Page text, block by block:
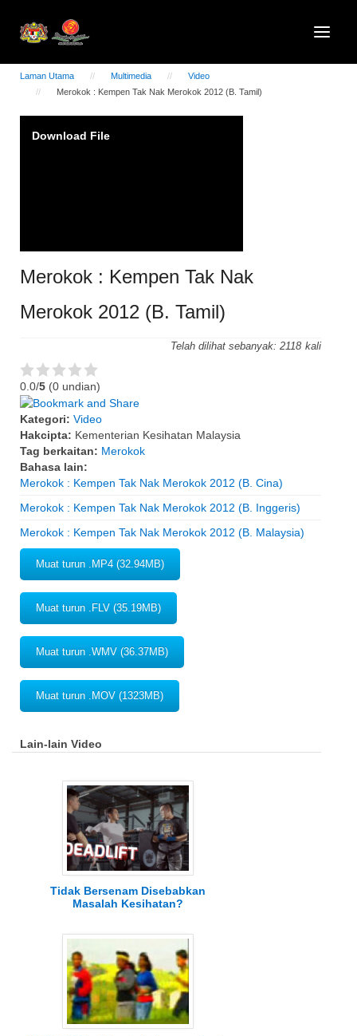
Laman Utama Multimedia
Video
Merokok : Kempen Tak Nak Merokok 2012 (B. Tamil)
Player
Download File
Merokok : Kempen Tak Nak
Merokok 2012 (B. Tamil)
Telah dilihat sebanyak: 2118
0.0/5 (0 undian)
Kategori: Video
Hakcipta: Kementerian Kesihatan Malaysia
Tag berkaitan: Merokok
Bahasa lain:
Merokok : Kempen Tak Nak Merokok 2012 (B. Cina)
Merokok : Kempen Tak Nak Merokok 2012 (B. Inggeris)
Merokok : Kempen Tak Nak Merokok 2012 (B. Malaysia)
Muat turun .MP4 (32.94MB)
Muat turun .FLV (35.19MB)
Muat turun .WMV (36.37MB)
Muat turun .MOV (1323MB)
Lain-lain Video
Tidak Bersenam Disebabkan
Masalah Kesihatan?